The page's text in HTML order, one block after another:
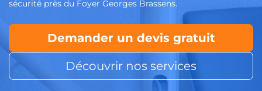
sécurité près du Foyer Georges Brassens.
Demander un devis gratuit
Découvrir nos services